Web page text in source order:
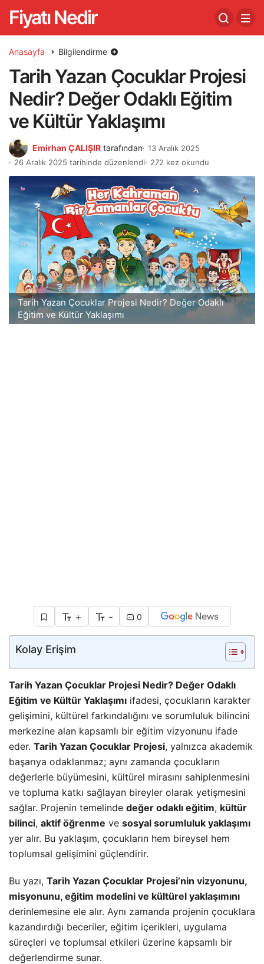
Fiyatı Nedir
Anasayfa Bilgilendirme
Tarih Yazan Çocuklar Projesi
Nedir? Değer Odaklı Eğitim
ve Kültür Yaklaşımı
Emirhan ÇALIŞIR tarafından 13 Aralık 2025
26 Aralık 2025 tarihinde düzenlendi
272 kez okundu
Tarih Yazan Çocuklar Projesi Nedir? Değer Odaklı
Eğitim ve Kültür Yaklaşımı
+ - 0
Kolay Erişim
Tarih Yazan Çocuklar Projesi Nedir? Değer Odaklı
Eğitim ve Kültür Yaklaşımı ifadesi, çocukların karakter
gelişimini, kültürel farkındalığını ve sorumluluk bilincini
merkezine alan kapsamlı bir eğitim vizyonunu ifade
eder. Tarih Yazan Çocuklar Projesi, yalnızca akademik
başarıya odaklanmaz; aynı zamanda çocukların
değerlerle büyümesini, kültürel mirasını sahiplenmesini
ve topluma katkı sağlayan bireyler olarak yetişmesini
sağlar. Projenin temelinde değer odaklı eğitim, kültür
bilinci, aktif öğrenme ve sosyal sorumluluk yaklaşımı
yer alır. Bu yaklaşım, çocukların hem bireysel hem
toplumsal gelişimini güçlendirir.
Bu yazı, Tarih Yazan Çocuklar Projesi’nin vizyonunu,
misyonunu, eğitim modelini ve kültürel yaklaşımını
derinlemesine ele alır. Aynı zamanda projenin çocuklara
kazandırdığı beceriler, eğitim içerikleri, uygulama
süreçleri ve toplumsal etkileri üzerine kapsamlı bir
değerlendirme sunar.